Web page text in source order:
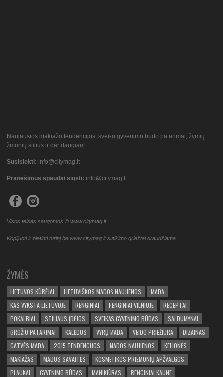
Naujausios makiažo tendencijos, sveiko gyvenimo būdo patarimai, žymių
žmonių stilius ir dar daugiau!
Susisiekti: info@citymag.lt
Pranešimus spaudai siųsti: info@citymag.lt
Visos teisės saugomos © www.citymag.lt
Kopijuoti ir platinti turinį be www.citymag.lt sutikimo griežtai draudžiama.
ŽYMĖS
LIETUVOS KŪRĖJAI LIETUVIŠKOS MADOS NAUJIENOS
MADA
KAS VYKSTA LIETUVOJE
RENGINIAI RENGINIAI VILNIUJE
RECEPTAI
POKALBIAI
STILIAUS ĮDĖJOS SVEIKAS GYVENIMO BŪDAS
SALDUMYNAI
GROŽIO PATARIMAI
KALĖDOS VYRŲ MADA VEIDO PRIEŽIŪRA
DIZAINAS
GATVĖS MADA
2015 TENDENCIJOS MADOS NAUJIENOS
KELIONĖS
MAKIAŽAS
MADOS SAVAITĖS
KOSMETIKOS PRIEMONIŲ APŽVALGOS
PLAUKAI
GYVENIMO BŪDAS MANIKIŪRAS RENGINIAI KAUNE